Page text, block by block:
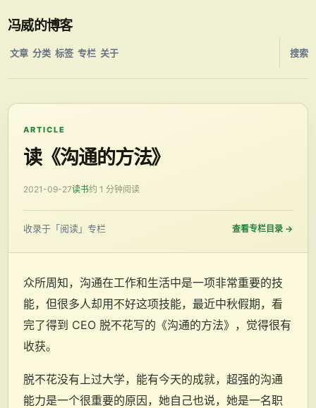
冯威的博客
文章 分类 标签 专栏 关于 搜索
ARTICLE
读《沟通的方法》
2021-09-27读书约 1 分钟阅读
收录于「阅读」专栏 查看专栏目录 →
众所周知，沟通在工作和生活中是一项非常重要的技
能，但很多人却用不好这项技能，最近中秋假期，看
完了得到 CEO 脱不花写的《沟通的方法》，觉得很有
收获。
脱不花没有上过大学，能有今天的成就，超强的沟通
能力是一个很重要的原因，她自己也说，她是一名职